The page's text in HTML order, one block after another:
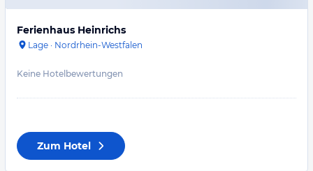
Ferienhaus Heinrichs
Lage · Nordrhein-Westfalen
Keine Hotelbewertungen
Zum Hotel